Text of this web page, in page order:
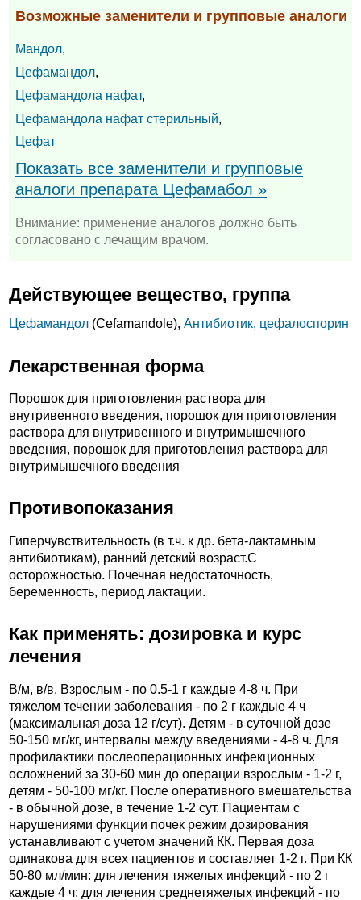
Возможные заменители и групповые аналоги
Мандол,
Цефамандол,
Цефамандола нафат,
Цефамандола нафат стерильный,
Цефат
Показать все заменители и групповые
аналоги препарата Цефамабол »
Внимание: применение аналогов должно быть
согласовано с лечащим врачом.
Действующее вещество, группа
Цефамандол (Cefamandole), Антибиотик, цефалоспорин
Лекарственная форма
Порошок для приготовления раствора для
внутривенного введения, порошок для приготовления
раствора для внутривенного и внутримышечного
введения, порошок для приготовления раствора для
внутримышечного введения
Противопоказания
Гиперчувствительность (в т.ч. к др. бета-лактамным
антибиотикам), ранний детский возраст.C
осторожностью. Почечная недостаточность,
беременность, период лактации.
Как применять: дозировка и курс
лечения
В/м, в/в. Взрослым - по 0.5-1 г каждые 4-8 ч. При
тяжелом течении заболевания - по 2 г каждые 4 ч
(максимальная доза 12 г/сут). Детям - в суточной дозе
50-150 мг/кг, интервалы между введениями - 4-8 ч. Для
профилактики послеоперационных инфекционных
осложнений за 30-60 мин до операции взрослым - 1-2 г,
детям - 50-100 мг/кг. После оперативного вмешательства
- в обычной дозе, в течение 1-2 сут. Пациентам с
нарушениями функции почек режим дозирования
устанавливают с учетом значений КК. Первая доза
одинакова для всех пациентов и составляет 1-2 г. При КК
50-80 мл/мин: для лечения тяжелых инфекций - по 2 г
каждые 4 ч; для лечения среднетяжелых инфекций - по